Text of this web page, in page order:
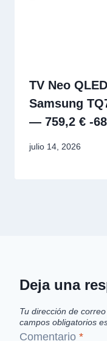
TV Neo
Samsung
— 759,2 € -
julio 14, 2026
Deja una
Tu dirección de
campos obligatorios
Comentario *